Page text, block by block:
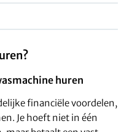
huren
financiële voordelen,
Je hoeft niet in één